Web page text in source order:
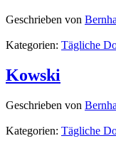
Geschrieben von
Kategorien: Tägliche
Kowski
Geschrieben von
Kategorien: Tägliche